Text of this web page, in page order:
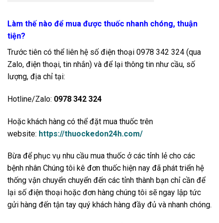
Làm thế nào để mua được thuốc nhanh chóng, thuận
tiện?
Trước tiên có thể liên hệ số điện thoại 0978 342 324 (qua
Zalo, điện thoại, tin nhắn) và để lại thông tin như cầu, số
lượng, địa chỉ tại:
Hotline/Zalo: 0978 342 324
Hoặc khách hàng có thể đặt mua thuốc trên
website: https://thuockedon24h.com/
Bừa để phục vụ nhu cầu mua thuốc ở các tỉnh lẻ cho các
bệnh nhân Chúng tôi kê đơn thuốc hiện nay đã phát triển hệ
thống vận chuyển chuyển đến các tỉnh thành bạn chỉ cần để
lại số điện thoại hoặc đơn hàng chúng tôi sẽ ngay lập tức
gửi hàng đến tận tay quý khách hàng đầy đủ và nhanh chóng.